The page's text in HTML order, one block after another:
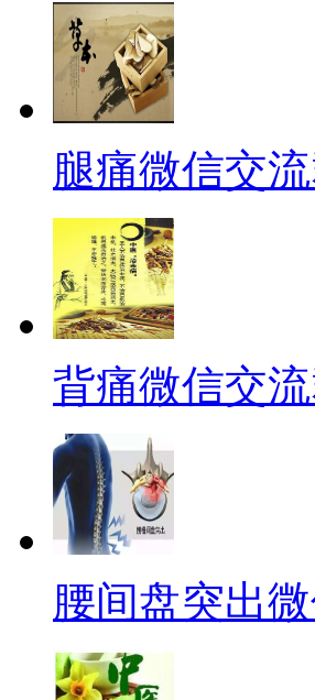
腿痛微信交
背痛微信交
腰间盘突出